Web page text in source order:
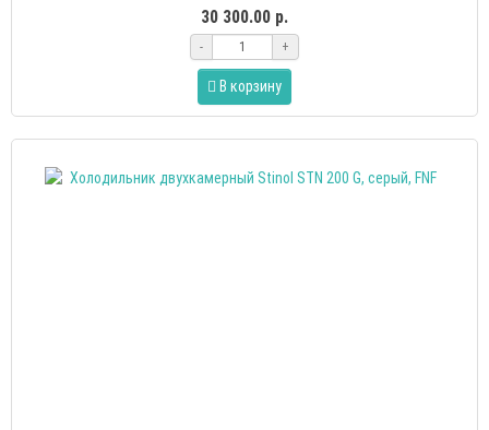
30 300.00 р.
- +
В корзину